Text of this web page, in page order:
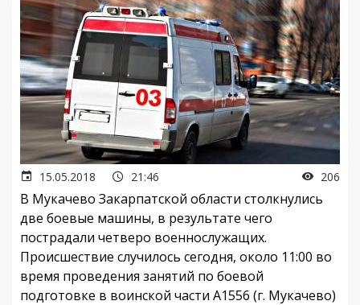
15.05.2018 21:46 206
В Мукачево Закарпатской области столкнулись
две боевые машины, в результате чего
пострадали четверо военнослужащих.
Происшествие случилось сегодня, около 11:00 во
время проведения занятий по боевой
подготовке в воинской части А1556 (г. Мукачево)